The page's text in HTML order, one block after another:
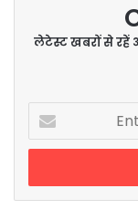
लेटेस्ट खबरों से रहें
Enter
your
Email